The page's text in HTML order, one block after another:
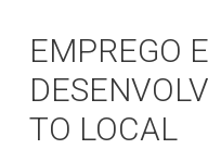
EMPREGO E
TO LOCAL